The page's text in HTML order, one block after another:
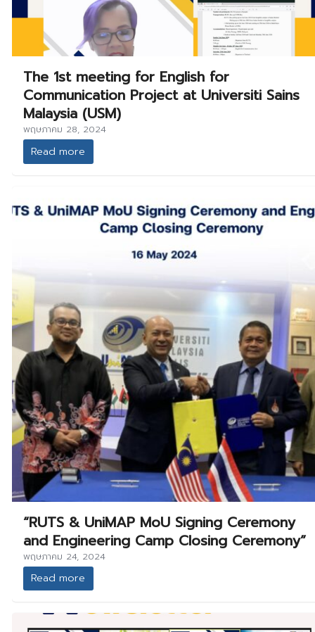
The 1st meeting for English for
Communication Project at Universiti Sains
Malaysia (USM)
พฤษภาคม 28, 2024
Read more
“RUTS & UniMAP MoU Signing Ceremony
and Engineering Camp Closing Ceremony”
พฤษภาคม 24, 2024
Read more